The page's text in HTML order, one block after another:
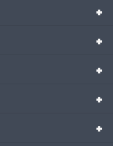
+
+
+
+
+